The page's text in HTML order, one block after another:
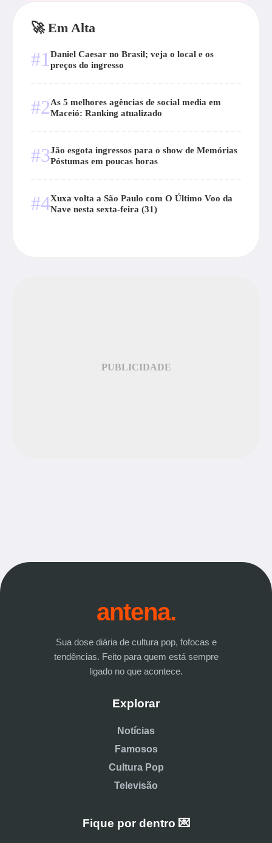
🚀 Em Alta
#1 Daniel Caesar no Brasil; veja o local e os
preços do ingresso
#2As 5 melhores agências de social media em
Maceió: Ranking atualizado
#3Jão esgota ingressos para o show de Memórias
Póstumas em poucas horas
#4Xuxa volta a São Paulo com O Último Voo da
Nave nesta sexta-feira (31)
PUBLICIDADE
antena.
Sua dose diária de cultura pop, fofocas e
tendências. Feito para quem está sempre
ligado no que acontece.
Explorar
Notícias
Famosos
Cultura Pop
Televisão
Fique por dentro 💌